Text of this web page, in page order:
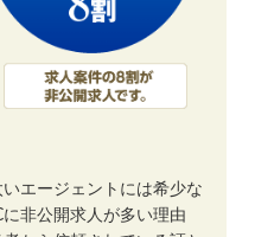
エージェントには希少な
非公開求人が多い理由